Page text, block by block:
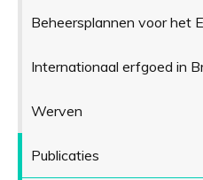
Beheersplannen voor het
Internationaal erfgoed in
Werven
Publicaties